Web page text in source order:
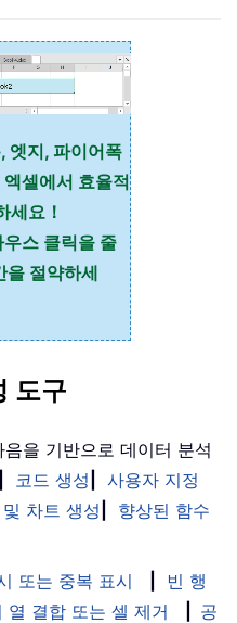
엣지, 파이어폭
셀에서 효율적
세요！
스 클릭을 줄
을 절약하세
도구
음을 기반으로 데이터 분석
코드 생성
사용자 지정
차트 생성
향상된 함수
또는 중복 표시
빈 행
열 결합 또는 셀 제거
공